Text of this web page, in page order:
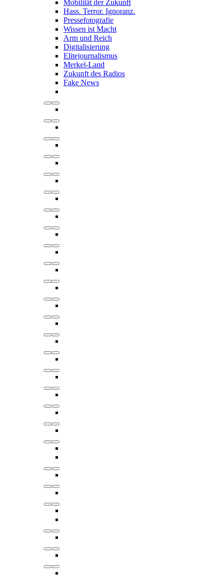
Mobilität der Zukunft
Hass. Terror. Ignoranz.
Pressefotografie
Wissen ist Macht
Arm und Reich
Digitalisierung
Elitejournalismus
Merkel-Land
Zukunft des Radios
Fake News